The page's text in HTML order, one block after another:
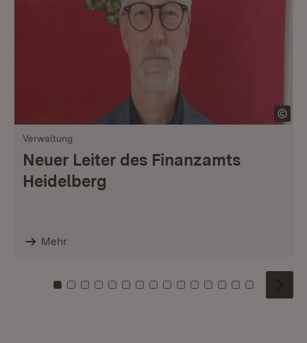
Verwaltung
Neuer Leiter des Finanzamts
Heidelberg
Mehr
Zu Kachel: 0
Zu Kachel: 1
Zu Kachel: 2
Zu Kachel: 3
Zu Kachel: 4
Zu Kachel: 5
Zu Kachel: 6
Zu Kachel: 7
Zu Kachel: 8
Zu Kachel: 9
Zu Kachel: 10
Zu Kachel: 11
Zu Kachel: 12
Zu Kachel:
Zu